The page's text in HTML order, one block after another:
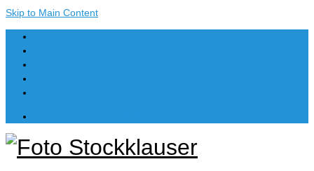
Skip to Main Content